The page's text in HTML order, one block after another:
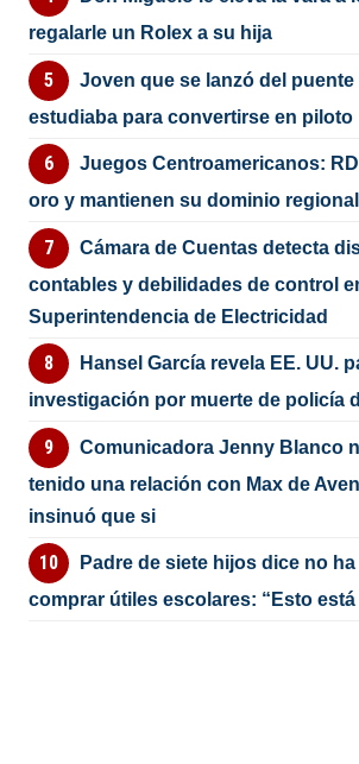
regalarle un Rolex a su hija
Joven que se lanzó del puente
estudiaba para convertirse en piloto
Juegos Centroamericanos:
oro y mantienen su dominio regional
Cámara de Cuentas detecta
contables y debilidades de control
Superintendencia de Electricidad
Hansel García revela EE. UU.
investigación por muerte de policía
Comunicadora Jenny Blanco
tenido una relación con Max de
insinuó que si
Padre de siete hijos dice no
comprar útiles escolares: “Esto está